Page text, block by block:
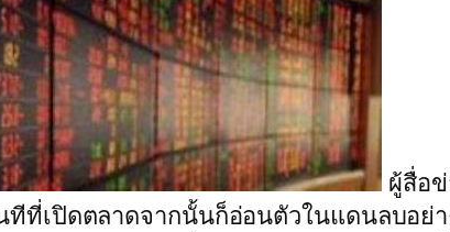
ผู้สื่อ
ทีที่เปิดตลาดจากนั้นก็อ่อนตัวในแดนลบอย่